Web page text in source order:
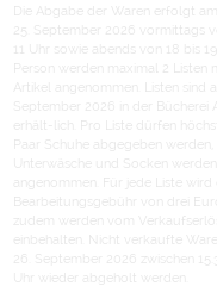
Die Abgabe der Waren erfolgt am
25. September 2026 vormittags
11 Uhr sowie abends von 18 bis
Person werden maximal 2 Listen
Artikel angenommen. Listen sind
September 2026 in der Bücherei
erhält-lich. Pro Liste dürfen
Paar Schuhe abgegeben werden,
Unterwäsche und Socken
angenommen. Für jede Liste wird
Bearbeitungsgebühr von drei
zudem werden vom
einbehalten. Nicht verkaufte
26. September 2026 zwischen
Uhr wieder abgeholt werden.